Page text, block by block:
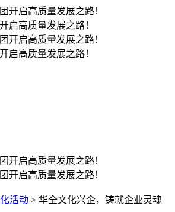
启高质量发展之路！
启高质量发展之路！
活动 > 华全文化兴企，铸就企业灵魂